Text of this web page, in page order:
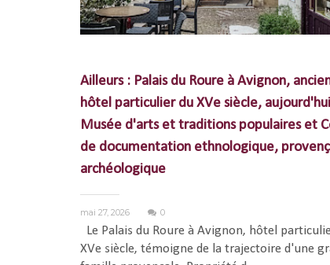
Ailleurs : Palais du Roure à Avignon,
hôtel particulier du XVe siècle, aujourd'hui
Musée d'arts et traditions populaires et
de documentation ethnologique,
archéologique
mai 27, 2026 0
Le Palais du Roure à Avignon, hôtel
XVe siècle, témoigne de la trajectoire d'une